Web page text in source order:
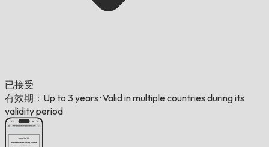
已接受
有效期：Up to 3 years ·Valid in multiple countries during its
validity period